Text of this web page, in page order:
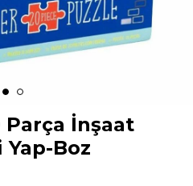
Parça İnşaat
Boz